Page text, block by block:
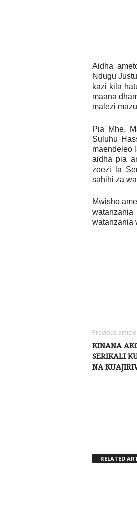
Aidha
Ndugu
kazi kila
maana
malezi
Pia Mhe.
Suluhu
maendeleo
aidha pia
zoezi la
sahihi za
Mwisho
watanzania
Previous article
KINANA
SERIKALI
NA
RELATED